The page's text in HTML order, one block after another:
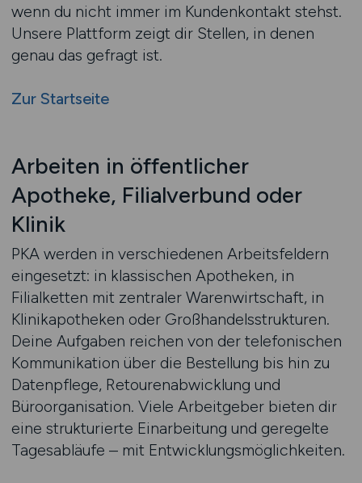
wenn du nicht immer im Kundenkontakt stehst.
Unsere Plattform zeigt dir Stellen, in denen
genau das gefragt ist.
Zur Startseite
Arbeiten in öffentlicher
Apotheke, Filialverbund oder
Klinik
PKA werden in verschiedenen Arbeitsfeldern
eingesetzt: in klassischen Apotheken, in
Filialketten mit zentraler Warenwirtschaft, in
Klinikapotheken oder Großhandelsstrukturen.
Deine Aufgaben reichen von der telefonischen
Kommunikation über die Bestellung bis hin zu
Datenpflege, Retourenabwicklung und
Büroorganisation. Viele Arbeitgeber bieten dir
eine strukturierte Einarbeitung und geregelte
Tagesabläufe – mit Entwicklungsmöglichkeiten.